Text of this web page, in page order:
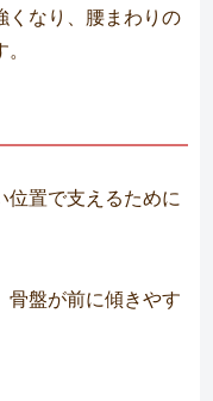
くなり、腰まわりの
位置で支えるために
骨盤が前に傾きやす